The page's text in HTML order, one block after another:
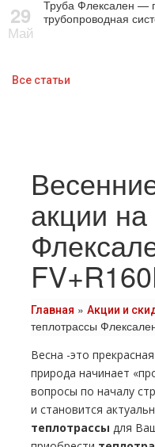
29
Май
Труба Флексален —
трубопроводная
Все статьи
акции
Главная » Акции и
теплотрассы
Весна -это
природа начинает
вопросы по началу
и становится
тeплoтpaссы для